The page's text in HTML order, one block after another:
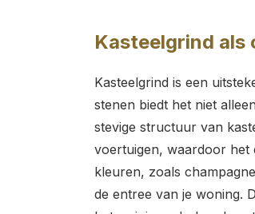
Kasteelgrind als
Kasteelgrind is een
stenen biedt het niet
stevige structuur van
voertuigen, waardoor het
kleuren, zoals
de entree van je woning.